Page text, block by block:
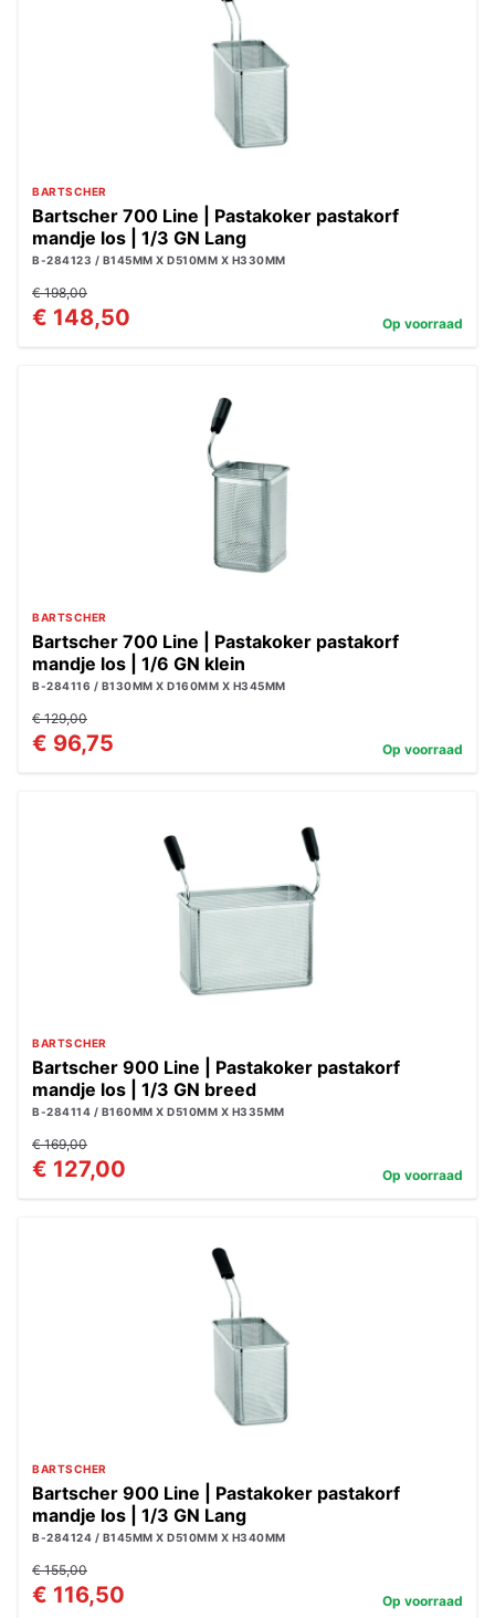
BARTSCHER
Bartscher 700 Line | Pastakoker pastakorf
mandje los | 1/3 GN Lang
B-284123 / B145MM X D510MM X H330MM
€ 198,00
€ 148,50 Op voorraad
BARTSCHER
Bartscher 700 Line | Pastakoker pastakorf
mandje los | 1/6 GN klein
B-284116 / B130MM X D160MM X H345MM
€ 129,00
€ 96,75 Op voorraad
BARTSCHER
Bartscher 900 Line | Pastakoker pastakorf
mandje los | 1/3 GN breed
B-284114 / B160MM X D510MM X H335MM
€ 169,00
€ 127,00 Op voorraad
BARTSCHER
Bartscher 900 Line | Pastakoker pastakorf
mandje los | 1/3 GN Lang
B-284124 / B145MM X D510MM X H340MM
€ 155,00
€ 116,50 Op voorraad